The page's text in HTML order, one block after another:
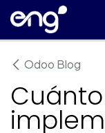
Ir al contenido
Odoo Blog